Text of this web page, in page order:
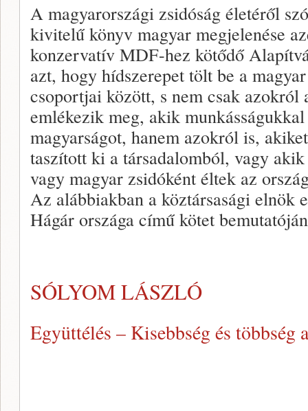
A magyarországi zsidóság életéről
kivitelű könyv magyar megjelenése
konzervatív MDF-hez kötődő
azt, hogy hídszerepet tölt be a
csoportjai között, s nem csak azokról
emlékezik meg, akik
magyarságot, hanem azokról is,
taszított ki a társadalomból, vagy
vagy magyar zsidóként éltek az
Az alábbiakban a köztársasági elnök
Hágár országa című kötet
SÓLYOM LÁSZLÓ
Együttélés – Kisebbség és többség